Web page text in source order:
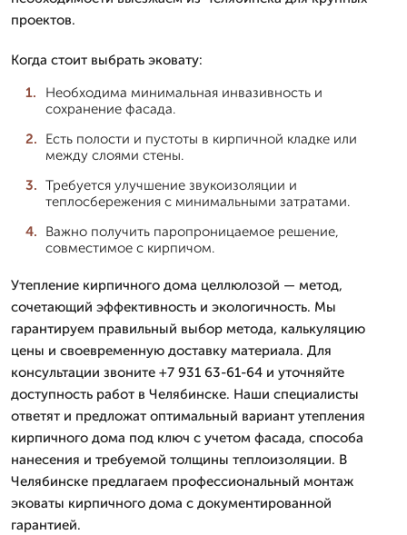
проектов.
Когда стоит выбрать эковату:
Необходима минимальная инвазивность и
сохранение фасада.
Есть полости и пустоты в кирпичной кладке или
между слоями стены.
Требуется улучшение звукоизоляции и
теплосбережения с минимальными затратами.
Важно получить паропроницаемое решение,
совместимое с кирпичом.
Утепление кирпичного дома целлюлозой — метод,
сочетающий эффективность и экологичность. Мы
гарантируем правильный выбор метода, калькуляцию
цены и своевременную доставку материала. Для
консультации звоните +7 931 63-61-64 и уточняйте
доступность работ в Челябинске. Наши специалисты
ответят и предложат оптимальный вариант утепления
кирпичного дома под ключ с учетом фасада, способа
нанесения и требуемой толщины теплоизоляции. В
Челябинске предлагаем профессиональный монтаж
эковаты кирпичного дома с документированной
гарантией.